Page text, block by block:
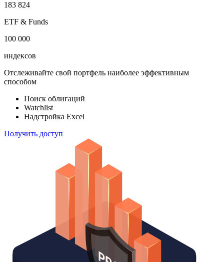
183 824
ETF & Funds
100 000
индексов
Отслеживайте свой портфель наиболее эффективным
способом
Поиск облигаций
Watchlist
Надстройка Excel
Получить доступ